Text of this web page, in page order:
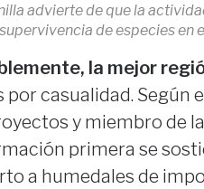
advierte de que la
supervivencia de especies en
la mejor
por casualidad. Según
y miembro de
primera se
a humedales de